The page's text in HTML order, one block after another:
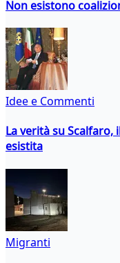
Non esistono
Idee e Commenti
La verità su Scalfaro,
esistita
Migranti